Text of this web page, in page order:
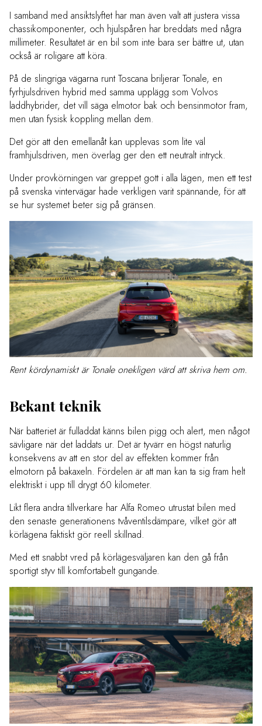
I samband med ansiktslyftet har man även valt att justera vissa
chassikomponenter, och hjulspåren har breddats med några
millimeter. Resultatet är en bil som inte bara ser bättre ut, utan
också är roligare att köra.
På de slingriga vägarna runt Toscana briljerar Tonale, en
fyrhjulsdriven hybrid med samma upplägg som Volvos
laddhybrider, det vill säga elmotor bak och bensinmotor fram,
men utan fysisk koppling mellan dem.
Det gör att den emellanåt kan upplevas som lite väl
framhjulsdriven, men överlag ger den ett neutralt intryck.
Under provkörningen var greppet gott i alla lägen, men ett test
på svenska vintervägar hade verkligen varit spännande, för att
se hur systemet beter sig på gränsen.
Rent kördynamiskt är Tonale onekligen värd att skriva hem om.
Bekant teknik
När batteriet är fulladdat känns bilen pigg och alert, men något
sävligare när det laddats ur. Det är tyvärr en högst naturlig
konsekvens av att en stor del av effekten kommer från
elmotorn på bakaxeln. Fördelen är att man kan ta sig fram helt
elektriskt i upp till drygt 60 kilometer.
Likt flera andra tillverkare har Alfa Romeo utrustat bilen med
den senaste generationens tvåventilsdämpare, vilket gör att
körlägena faktiskt gör reell skillnad.
Med ett snabbt vred på körlägesväljaren kan den gå från
sportigt styv till komfortabelt gungande.